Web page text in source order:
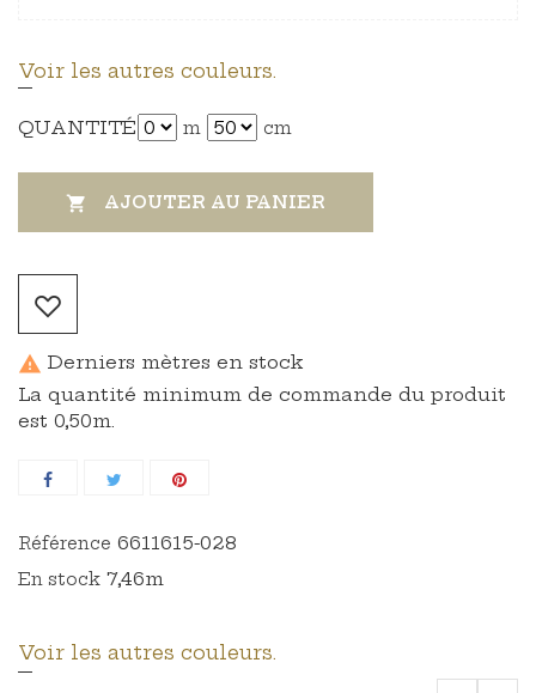
Voir les autres couleurs.
QUANTITÉ m cm
 AJOUTER AU PANIER
 Derniers mètres en stock
La quantité minimum de commande du produit
est 0,50m.
Référence 6611615-028
En stock 7,46m
Voir les autres couleurs.